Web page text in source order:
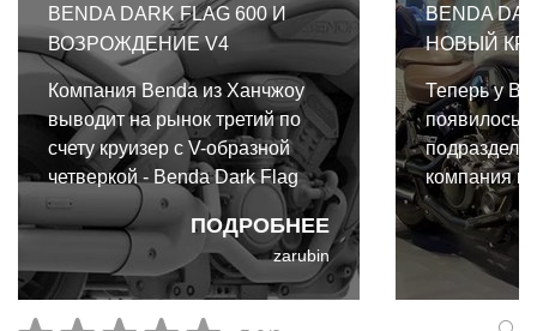
BENDA DARK FLAG 600 И
ВОЗРОЖДЕНИЕ V4
ПОДРОБНЕЕ
Компания Benda из Ханчжоу
выводит на рынок третий по
счету круизер с V-образной
четверкой - Benda Dark Flag
600, делая эту архитектуру
флагманской для своей
линейки. Benda Dark Flag 600 -
а заявка на доминирование в
сегменте, где раньше
zarubin
BENDA
НОВЫЙ
Теперь у
появилось
компания
Dark Flag